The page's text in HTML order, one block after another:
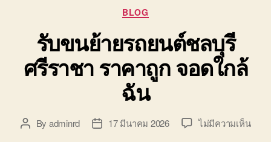
จำกัด)
บริการ
รถยก
รถ
รับจ้าง
ใน
เขต
บ่อ
ติดต่อ
Categories
BLOG
รับขนย้ายรถยนต์ชลบุรี
ศรีราชา ราคาถูก จอดใกล้
ฉัน
PostBy adminrd
Post17 มีนาคม 2026 ไม่มีความเห็นบน